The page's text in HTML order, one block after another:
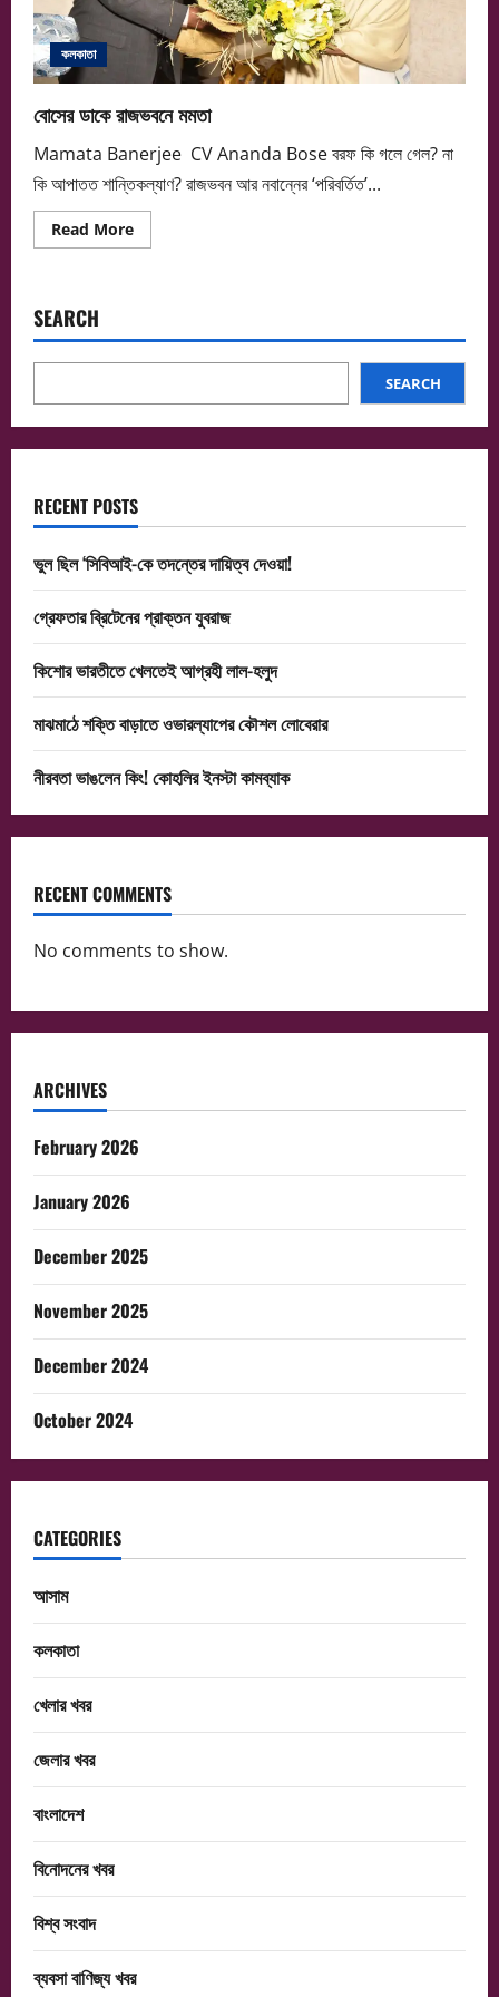
কলকাতা
বোসের ডাকে রাজভবনে মমতা
Mamata Banerjee CV Ananda Bose বরফ কি গলে গেল? না
কি আপাতত শান্তিকল্যাণ? রাজভবন আর নবান্নের ‘পরিবর্তিত’...
Read MoreRead
more
SEARCH
SEARCH
RECENT POSTS
ভুল ছিল ‘সিবিআই-কে তদন্তের দায়িত্ব দেওয়া!
গ্রেফতার ব্রিটেনের প্রাক্তন যুবরাজ
কিশোর ভারতীতে খেলতেই আগ্রহী লাল-হলুদ
মাঝমাঠে শক্তি বাড়াতে ওভারল্যাপের কৌশল লোবেরার
নীরবতা ভাঙলেন কিং! কোহলির ইনস্টা কামব্যাক
RECENT COMMENTS
No comments to show.
ARCHIVES
February 2026
January 2026
December 2025
November 2025
December 2024
October 2024
CATEGORIES
আসাম
কলকাতা
খেলার খবর
জেলার খবর
বাংলাদেশ
বিনোদনের খবর
বিশ্ব সংবাদ
ব্যবসা বাণিজ্য খবর